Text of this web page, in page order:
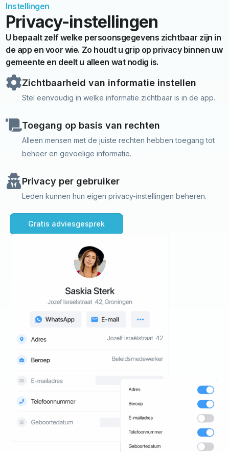
Instellingen
Privacy-instellingen
U bepaalt zelf welke persoonsgegevens zichtbaar zijn in
de app en voor wie. Zo houdt u grip op privacy binnen uw
gemeente en deelt u alleen wat nodig is.
Zichtbaarheid van informatie instellen
Stel eenvoudig in welke informatie zichtbaar is in de app.
Toegang op basis van rechten
Alleen mensen met de juiste rechten hebben toegang tot
beheer en gevoelige informatie.
Privacy per gebruiker
Leden kunnen hun eigen privacy-instellingen beheren.
Gratis adviesgesprek